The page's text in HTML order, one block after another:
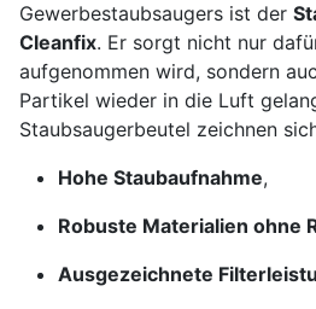
Gewerbestaubsaugers ist der
Cleanfix. Er sorgt nicht nur
aufgenommen wird, sondern
Partikel wieder in die Luft
Staubsaugerbeutel zeichnen
Hohe Staubaufnahme,
Robuste Materialien ohne
Ausgezeichnete